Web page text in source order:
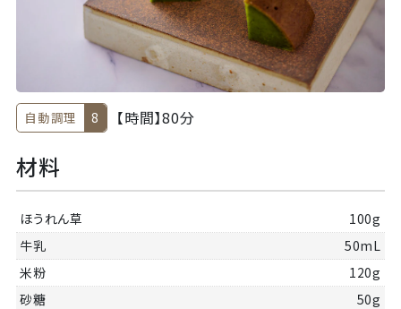
自動調理 8 【時間】80分
材料
ほうれん草
100g
牛乳
50mL
米粉
120g
砂糖
50g